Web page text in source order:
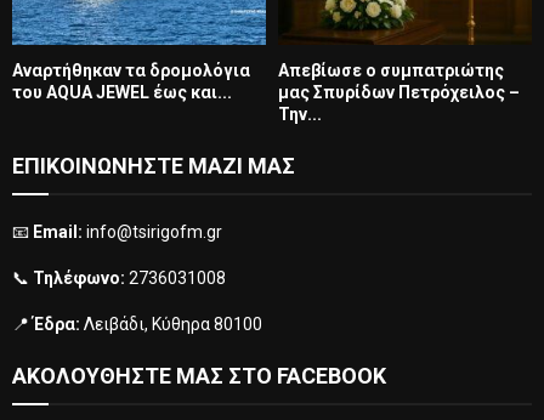
Αναρτήθηκαν τα δρομολόγια
του AQUA JEWEL έως και...
Απεβίωσε ο συμπατριώτης
μας Σπυρίδων Πετρόχειλος –
Την...
ΕΠΙΚΟΙΝΩΝΗΣΤΕ ΜΑΖΙ ΜΑΣ
📧 Email: info@tsirigofm.gr
📞 Τηλέφωνο: 2736031008
📍Έδρα: Λειβάδι, Κύθηρα 80100
ΑΚΟΛΟΥΘΗΣΤΕ ΜΑΣ ΣΤΟ FACEBOOK